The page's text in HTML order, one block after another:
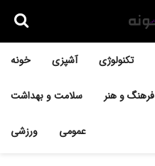
خونه آشپزی تکنولوژی
سلامت و بهداشت فرهنگ و هنر
ورزشی عمومی